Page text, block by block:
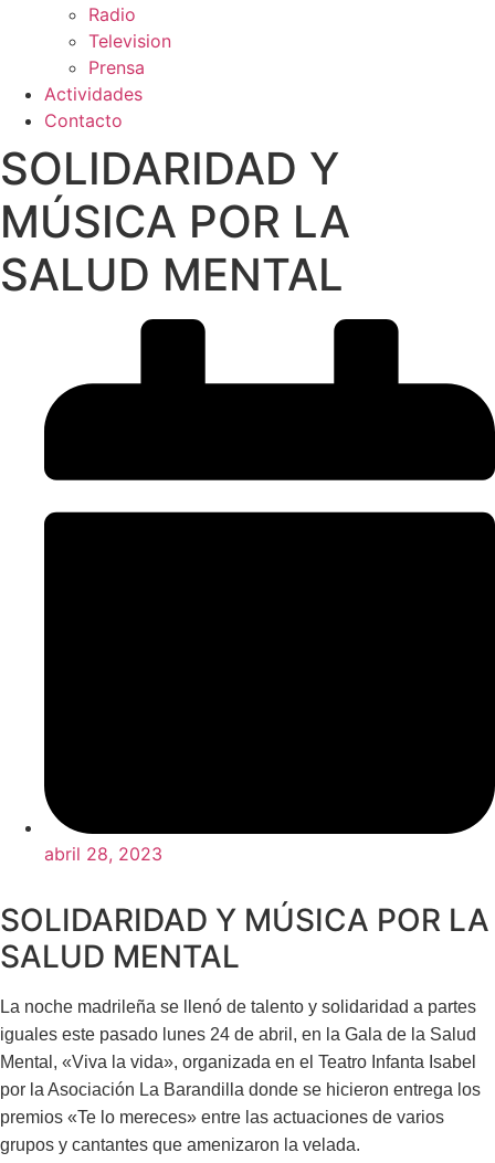
Radio
Television
Prensa
Actividades
Contacto
SOLIDARIDAD Y
MÚSICA POR LA
SALUD MENTAL
abril 28, 2023
SOLIDARIDAD Y MÚSICA POR LA
SALUD MENTAL
La noche madrileña se llenó de talento y solidaridad a partes
iguales este pasado lunes 24 de abril, en la Gala de la Salud
Mental, «Viva la vida», organizada en el Teatro Infanta Isabel
por la Asociación La Barandilla donde se hicieron entrega los
premios «Te lo mereces» entre las actuaciones de varios
grupos y cantantes que amenizaron la velada.